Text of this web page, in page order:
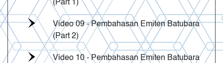
(Part 1)
Video 09 - Pembahasan Emiten Batubara
(Part 2)
Video 10 - Pembahasan Emiten Batubara